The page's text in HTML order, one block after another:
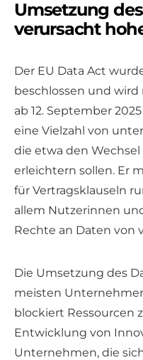
Umsetzung
verursacht
Der EU Data Act
beschlossen und
ab 12. September
eine Vielzahl von
die etwa den
erleichtern sollen. Er
für Vertragsklauseln
allem Nutzerinnen
Rechte an Daten von
Die Umsetzung des
meisten
blockiert Ressourcen
Entwicklung von
Unternehmen, die